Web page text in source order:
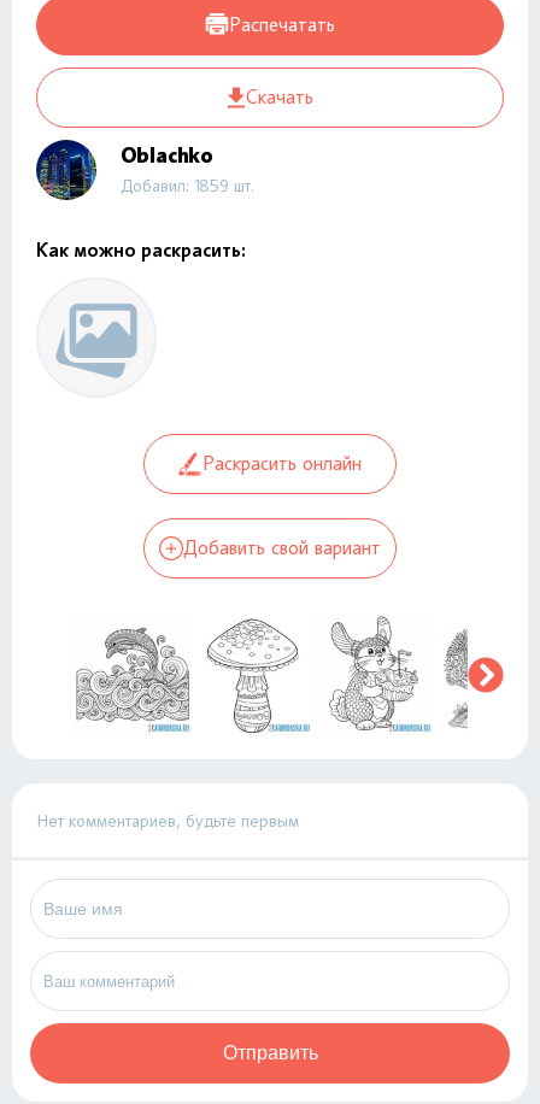
Распечатать
Скачать
Oblachko
Добавил: 1859 шт.
Как можно раскрасить:
Раскрасить онлайн
Добавить свой вариант
Нет комментариев, будьте первым
Отправить